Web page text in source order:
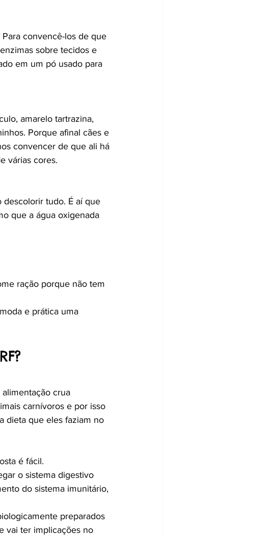
convencê-los de que
sobre tecidos e
em um pó usado para
amarelo tartrazina,
Porque afinal cães e
convencer de que ali há
várias cores.
descolorir tudo. É aí que
que a água oxigenada
ração porque não tem
e prática uma
crua
carnívoros e por isso
dieta que eles faziam no
é fácil.
o sistema digestivo
do sistema imunitário,
preparados
vai ter implicações no